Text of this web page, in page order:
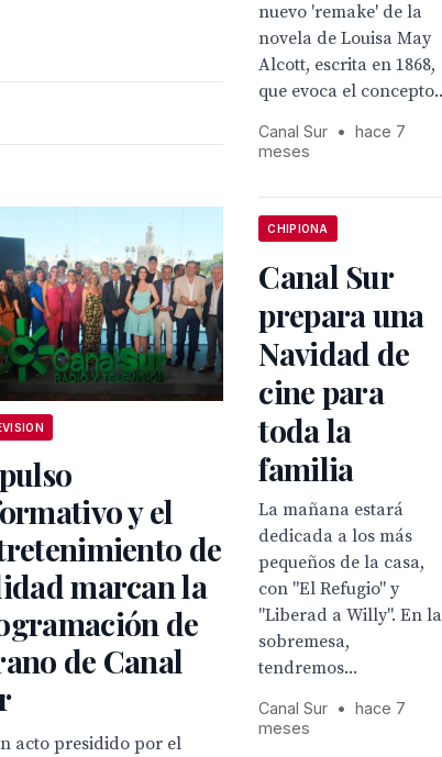
y el
de
marcan la
de
de Canal
acto presidido por el
nuevo 'remake' de la
novela de Louisa May
Alcott, escrita en 1868,
que evoca el
Canal Sur •
hace 7
meses
CHIPIONA
Canal Sur
prepara una
Navidad de
cine para
toda la
familia
La mañana estará
dedicada a los más
pequeños de la casa,
con "El Refugio" y
"Liberad a Willy". En la
sobremesa,
tendremos...
Canal Sur •
hace 7
meses